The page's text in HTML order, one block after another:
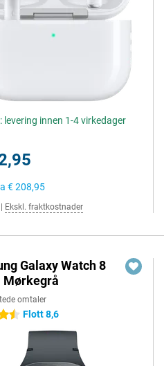
levering innen 1-4 virkedager
€ 208,95
Ekskl. fraktkostnader
Galaxy Watch 8
Mørkegrå
omtaler
Flott 8,6